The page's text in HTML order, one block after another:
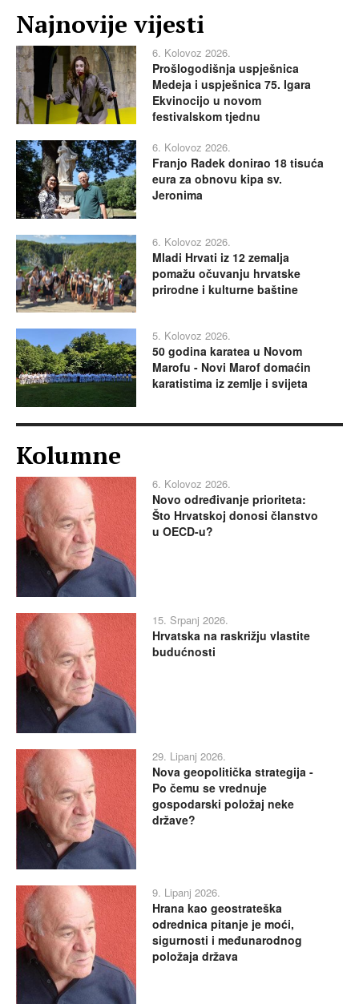
Najnovije vijesti
6. Kolovoz 2026.
Prošlogodišnja uspješnica
Medeja i uspješnica 75. Igara
Ekvinocijo u novom
festivalskom tjednu
6. Kolovoz 2026.
Franjo Radek donirao 18 tisuća
eura za obnovu kipa sv.
Jeronima
6. Kolovoz 2026.
Mladi Hrvati iz 12 zemalja
pomažu očuvanju hrvatske
prirodne i kulturne baštine
5. Kolovoz 2026.
50 godina karatea u Novom
Marofu - Novi Marof domaćin
karatistima iz zemlje i svijeta
Kolumne
6. Kolovoz 2026.
Novo određivanje prioriteta:
Što Hrvatskoj donosi članstvo
u OECD-u?
15. Srpanj 2026.
Hrvatska na raskrižju vlastite
budućnosti
29. Lipanj 2026.
Nova geopolitička strategija -
Po čemu se vrednuje
gospodarski položaj neke
države?
9. Lipanj 2026.
Hrana kao geostrateška
odrednica pitanje je moći,
sigurnosti i međunarodnog
položaja država